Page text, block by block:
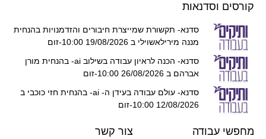
קורסים וסדנאות
סדנא- תקשורת שמייצרת חיבורים והזדמנויות בהנחית
מננה מירילאשוילי ב 19/08/2026 10:00-זום
סדנא- הכנה לראיון עבודה בשילוב ai- בהנחית מורן
אברהם ב 26/08/2026 10:00-זום
סדנא- עולם עבודה בעידן ה- ai- בהנחית חזי כוכבי ב
12/08/2026 10:00-זום
מחפשי עבודה צור קשר